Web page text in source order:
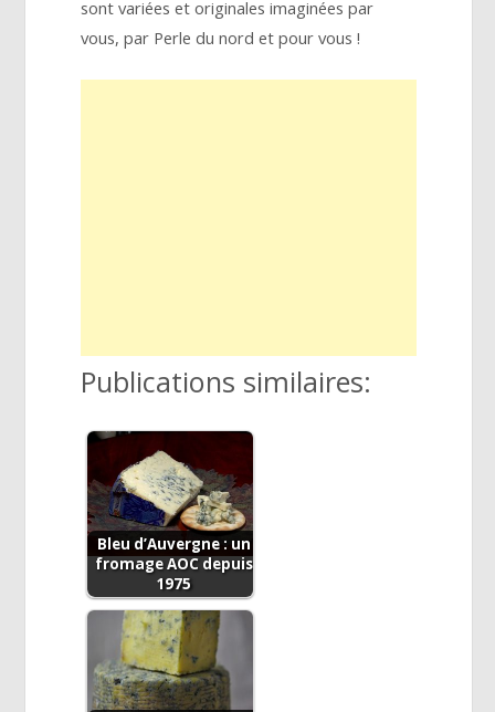
sont variées et originales imaginées par
vous, par Perle du nord et pour vous !
Publications similaires:
Bleu d’Auvergne : un
fromage AOC depuis
1975